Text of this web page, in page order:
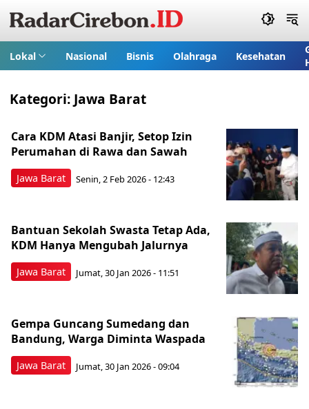
Lokal Nasional Bisnis Olahraga Kesehatan
Kategori: Jawa Barat
Jawa Barat
Cara KDM Atasi Banjir, Setop Izin
Perumahan di Rawa dan Sawah
Senin, 2 Feb 2026 - 12:43
Jawa Barat
Bantuan Sekolah Swasta Tetap Ada,
KDM Hanya Mengubah Jalurnya
Jumat, 30 Jan 2026 - 11:51
Jawa Barat
Gempa Guncang Sumedang dan
Bandung, Warga Diminta Waspada
Jumat, 30 Jan 2026 - 09:04